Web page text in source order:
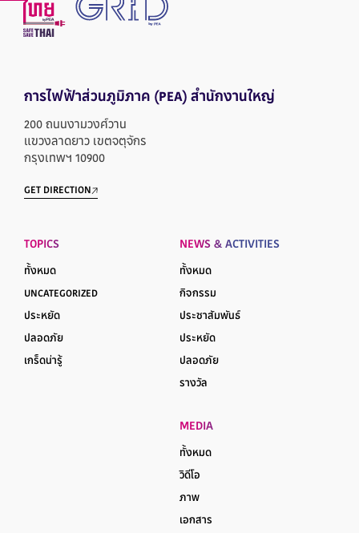
การไฟฟ้าส่วนภูมิภาค (PEA) สำนักงานใหญ่
200 ถนนงามวงศ์วาน
แขวงลาดยาว เขตจตุจักร
กรุงเทพฯ 10900
GET DIRECTION
TOPICS
ทั้งหมด
UNCATEGORIZED
ประหยัด
ปลอดภัย
เกร็ดน่ารู้
NEWS & ACTIVITIES
ทั้งหมด
กิจกรรม
ประชาสัมพันธ์
ประหยัด
ปลอดภัย
รางวัล
MEDIA
ทั้งหมด
วิดีโอ
ภาพ
เอกสาร